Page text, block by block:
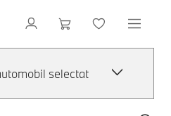
selectat